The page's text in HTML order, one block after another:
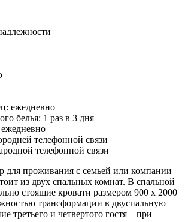
ежедневно
белья: 1 раз в 3 дня
телефонной связи
телефонной связи
для проживания с семьей или компании
из двух спальных комнат. В спальной
стоящие кровати размером 900 х 2000
трансформации в двуспальную
третьего и четвертого гостя – при